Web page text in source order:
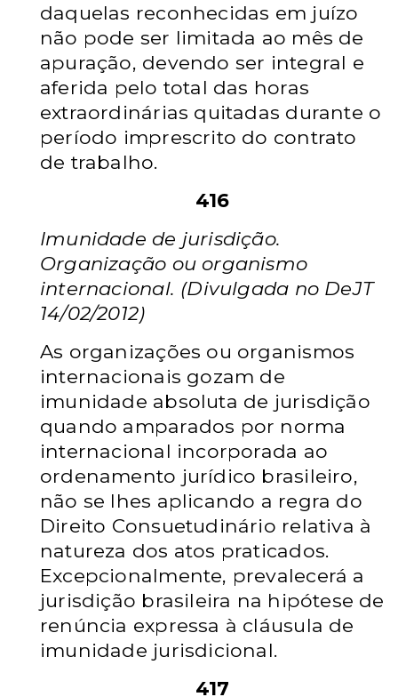
daquelas reconhecidas em juízo
não pode ser limitada ao mês de
apuração, devendo ser integral e
aferida pelo total das horas
extraordinárias quitadas durante o
período imprescrito do contrato
de trabalho.
416
Imunidade de jurisdição.
Organização ou organismo
internacional. (Divulgada no DeJT
14/02/2012)
As organizações ou organismos
internacionais gozam de
imunidade absoluta de jurisdição
quando amparados por norma
internacional incorporada ao
ordenamento jurídico brasileiro,
não se lhes aplicando a regra do
Direito Consuetudinário relativa à
natureza dos atos praticados.
Excepcionalmente, prevalecerá a
jurisdição brasileira na hipótese de
renúncia expressa à cláusula de
imunidade jurisdicional.
417